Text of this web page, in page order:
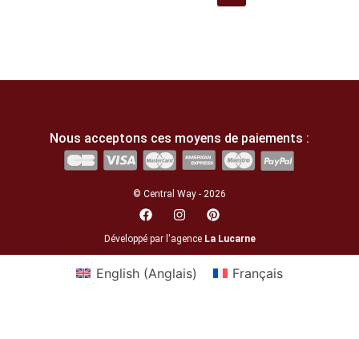
Nous acceptons ces moyens de paiements :
© Central Way - 2026
Développé par l'agence La Lucarne
English(Anglais) Français